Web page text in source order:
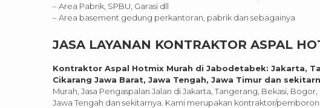
– Area Pabrik, SPBU, Garasi dll
– Area basement gedung perkantoran, pabrik dan sebagainya
JASA LAYANAN KONTRAKTOR ASPAL
Kontraktor Aspal Hotmix Murah di Jabodetabek: Jakarta,
Cikarang Jawa Barat, Jawa Tengah, Jawa Timur dan
Murah, Jasa Pengaspalan Jalan di Jakarta, Tangerang, Bekasi,
Jawa Tengah dan sekitarnya. Kami merupakan kontraktor/